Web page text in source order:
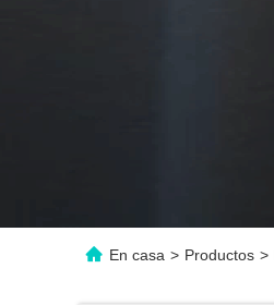
En casa > Productos >